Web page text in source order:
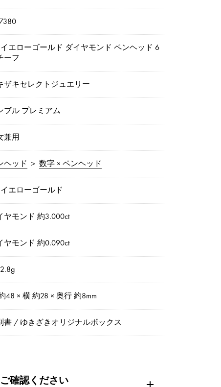
イエローゴールド ダイヤモンド ペンヘッド 6
ーフ
ザキセレクトジュエリー
ブル プレミアム
兼用
ヘッド ＞ 数字 × ペンヘッド
イエローゴールド
ヤモンド 約3.000ct
ヤモンド 約0.090ct
48 × 横 約28 × 奥行 約8mm
書 / ゆきざきオリジナルボックス
確認ください